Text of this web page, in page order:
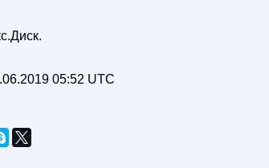
05:52 UTC